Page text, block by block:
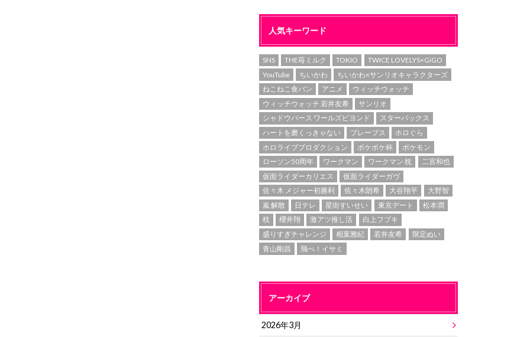
人気キーワード
SNS THE苺ミルク TOKIO
TWICE LOVELYS×GiGO
YouTube
ちいかわ
ちいかわ×サンリオキャラクターズ
ねこねこ食パン
アニメ
ウィッチウォッチ
ウィッチウォッチ 若井友希
サンリオ
シャドウバース ワールズビヨンド
スターバックス
ハートを磨くっきゃない
ブレーブス
ホロぐら
ホロライブプロダクション
ポケポケ杯
ポケモン
ローソン50周年
ワークマン ワークマン 枕
二宮和也
仮面ライダーカリエス
仮面ライダーガヴ
佐々木 メジャー初勝利
佐々木朗希 大谷翔平
大野智
嵐 解散
日テレ 星街すいせい 東京デート
松本潤
枕
櫻井翔 激アツ推し活
白上フブキ
盛りすぎチャレンジ
相葉雅紀 若井友希
限定ぬい
青山剛昌
飛べ！イサミ
アーカイブ
2026年3月